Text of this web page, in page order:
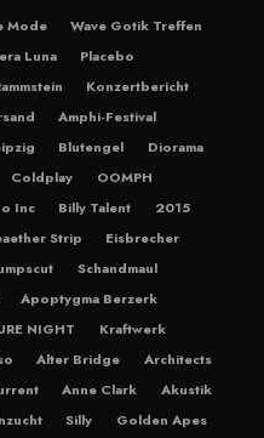
Mode
Wave Gotik Treffen
Luna
Placebo
Konzertbericht
Amphi-Festival
Blutengel
Diorama
Coldplay
OOMPH
Inc Billy Talent
2015
Strip
Eisbrecher
Schandmaul
Apoptygma Berzerk
NIGHT
Kraftwerk
Alter Bridge
Architects
Anne Clark
Akustik
Silly
Golden Apes